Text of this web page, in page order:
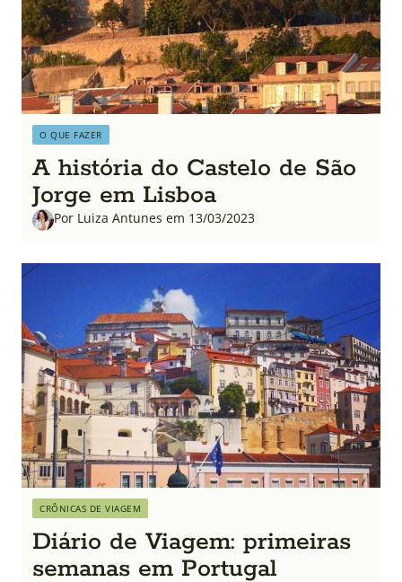
O QUE FAZER
A história do Castelo de São
Jorge em Lisboa
Por Luiza Antunes em 13/03/2023
CRÔNICAS DE VIAGEM
Diário de Viagem: primeiras
semanas em Portugal